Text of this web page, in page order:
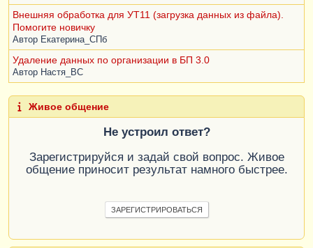
Внешняя обработка для УТ11 (загрузка данных из файла).
Помогите новичку
Автор Екатерина_СПб
Удаление данных по организации в БП 3.0
Автор Настя_BC
Живое общение
Не устроил ответ?
Зарегистрируйся и задай свой вопрос. Живое
общение приносит результат намного быстрее.
ЗАРЕГИСТРИРОВАТЬСЯ